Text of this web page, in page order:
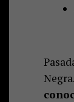
Negra.